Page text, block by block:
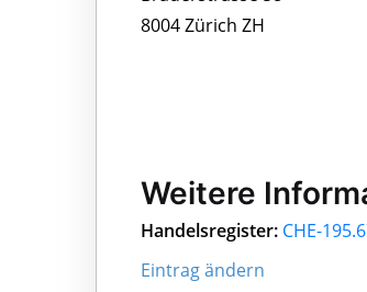
8004 Zürich ZH
Weitere
Handelsregister: CHE-
Eintrag ändern